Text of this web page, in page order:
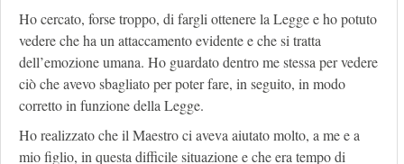
Ho cercato, forse troppo, di fargli ottenere la Legge e ho potuto
vedere che ha un attaccamento evidente e che si tratta
dell’emozione umana. Ho guardato dentro me stessa per vedere
ciò che avevo sbagliato per poter fare, in seguito, in modo
corretto in funzione della Legge.
Ho realizzato che il Maestro ci aveva aiutato molto, a me e a
mio figlio, in questa difficile situazione e che era tempo di